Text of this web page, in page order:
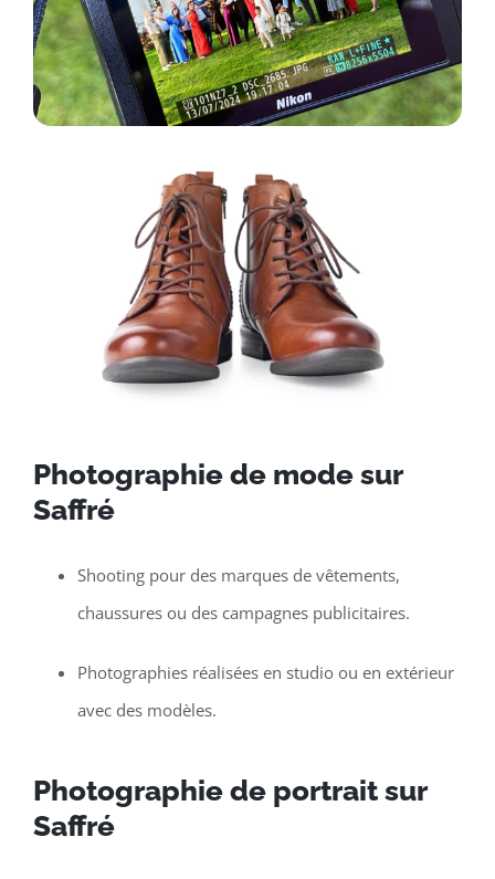
Photographie de mode sur
Saffré
Shooting pour des marques de vêtements,
chaussures ou des campagnes publicitaires.
Photographies réalisées en studio ou en extérieur
avec des modèles.
Photographie de portrait sur
Saffré